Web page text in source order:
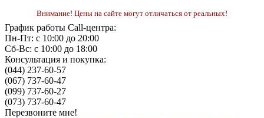
Внимание! Цены на сайте могут отличаться от реальных!
График работы Call-центра:
Пн-Пт: с 10:00 до 20:00
Сб-Вс: с 10:00 до 18:00
Консультация и покупка:
(044) 237-60-57
(067) 737-60-47
(099) 737-60-27
(073) 737-60-47
Перезвоните мне!